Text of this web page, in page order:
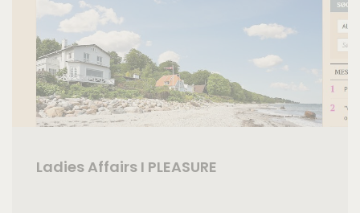
Ladies Affairs I PLEASURE